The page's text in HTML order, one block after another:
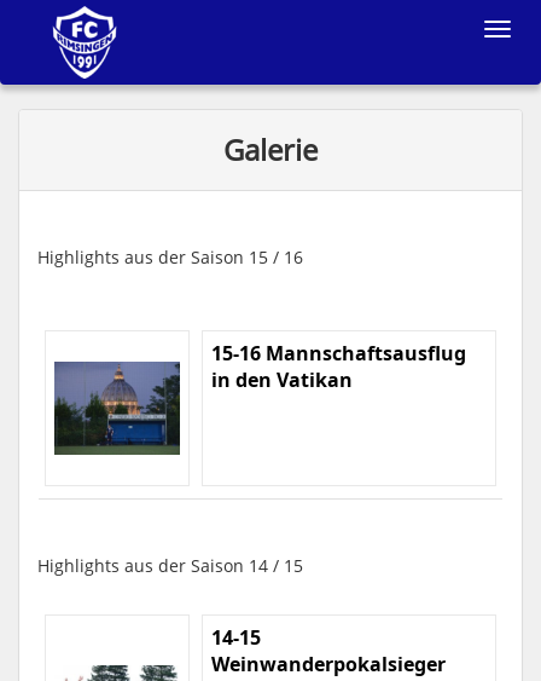
Toggle
Galerie
Highlights aus der Saison 15 / 16
15-16 Mannschaftsausflug
in den Vatikan
Highlights aus der Saison 14 / 15
14-15
Weinwanderpokalsieger